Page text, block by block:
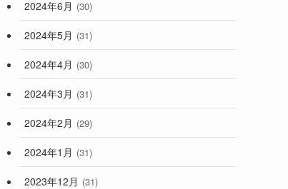
2024年6月 (30)
2024年5月 (31)
2024年4月 (30)
2024年3月 (31)
2024年2月 (29)
2024年1月 (31)
2023年12月 (31)